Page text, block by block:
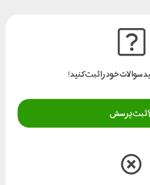
سوالات خود را ثبت کنید!
ثبت پرسش